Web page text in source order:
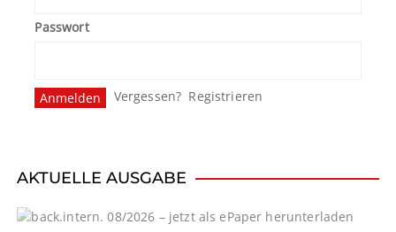
n
i
g
Passwort
Vergessen? Registrieren
AKTUELLE AUSGABE